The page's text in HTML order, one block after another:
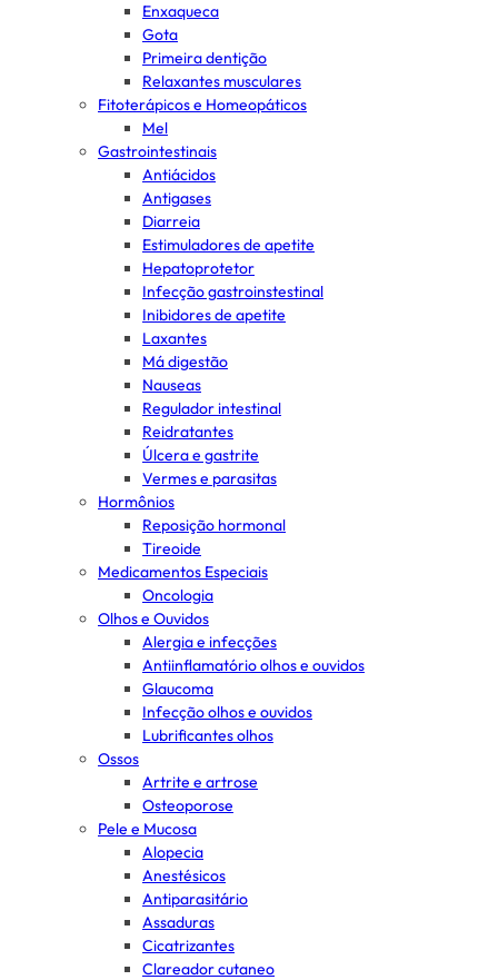
Enxaqueca
Gota
Primeira dentição
Relaxantes musculares
Fitoterápicos e Homeopáticos
Mel
Gastrointestinais
Antiácidos
Antigases
Diarreia
Estimuladores de apetite
Hepatoprotetor
Infecção gastroinstestinal
Inibidores de apetite
Laxantes
Má digestão
Nauseas
Regulador intestinal
Reidratantes
Úlcera e gastrite
Vermes e parasitas
Hormônios
Reposição hormonal
Tireoide
Medicamentos Especiais
Oncologia
Olhos e Ouvidos
Alergia e infecções
Antiinflamatório olhos e ouvidos
Glaucoma
Infecção olhos e ouvidos
Lubrificantes olhos
Ossos
Artrite e artrose
Osteoporose
Pele e Mucosa
Alopecia
Anestésicos
Antiparasitário
Assaduras
Cicatrizantes
Clareador cutaneo